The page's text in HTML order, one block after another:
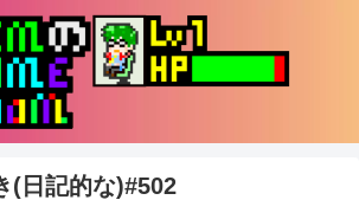
(日記的な)#502